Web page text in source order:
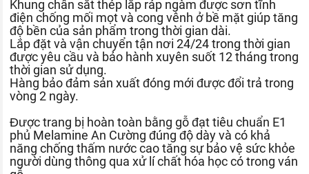
Khung chân sắt thép lắp ráp ngàm được sơn tĩnh
điện chống mối mọt và cong vênh ở bề mặt giúp tăng
độ bền của sản phẩm trong thời gian dài.
Lắp đặt và vận chuyển tận nơi 24/24 trong thời gian
được yêu cầu và bảo hành xuyên suốt 12 tháng trong
thời gian sử dụng.
Hàng bảo đảm sản xuất đóng mới được đổi trả trong
vòng 2 ngày.
Được trang bị hoàn toàn bằng gỗ đạt tiêu chuẩn E1
phủ Melamine An Cường đúng độ dày và có khả
năng chống thấm nước cao tăng sự bảo vệ sức khỏe
người dùng thông qua xử lí chất hóa học có trong ván